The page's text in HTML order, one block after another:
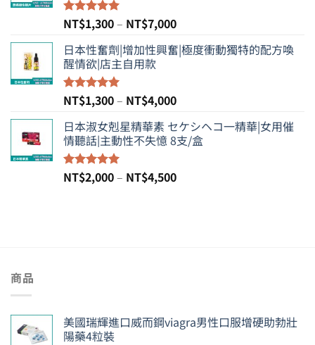
到
評分 5.00
滿分 5
NT$1,300– NT$7,000價
範
到
日本性奮劑|增加性興奮|極度衝動獨特的配方喚
醒情欲|店主自用款
評分 5.00
滿分 5
NT$1,300– NT$4,000價
範
圍：
到
日本淑女剋星精華素 セケシヘコ一精華|女用催
情聽話|主動性不失憶 8支/盒
評分 5.00
滿分 5
NT$2,000– NT$4,500價
商品
美國瑞輝進口威而鋼viagra男性口服增硬助勃壯
陽藥4粒裝